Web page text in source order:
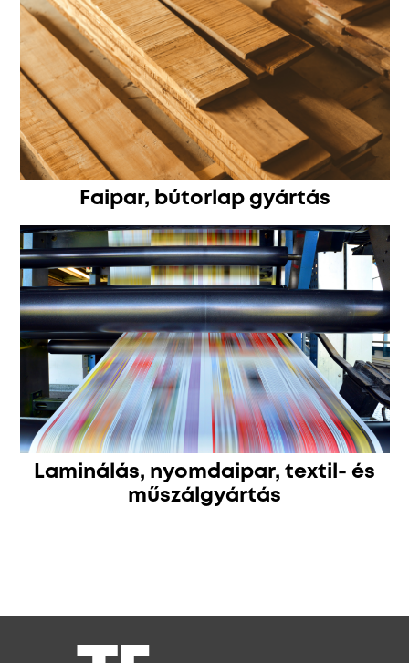
Faipar, bútorlap gyártás
Laminálás, nyomdaipar, textil- és
műszálgyártás